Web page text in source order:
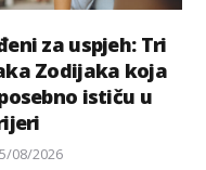
za uspjeh: Tri
Zodijaka koja
ističu u
08/2026